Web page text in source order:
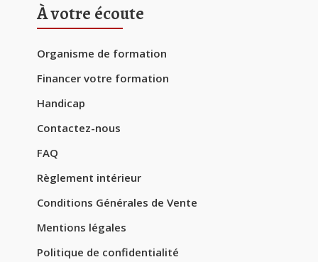
À votre écoute
Organisme de formation
Financer votre formation
Handicap
Contactez-nous
FAQ
Règlement intérieur
Conditions Générales de Vente
Mentions légales
Politique de confidentialité